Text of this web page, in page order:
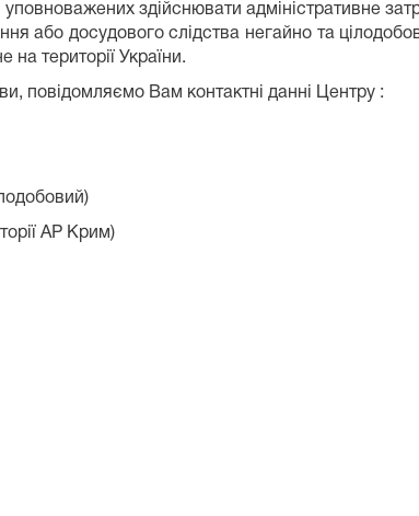
здійснювати адміністративне
або досудового слідства негайно та
території України.
повідомляємо Вам контактні данні Центру :
АР Крим)